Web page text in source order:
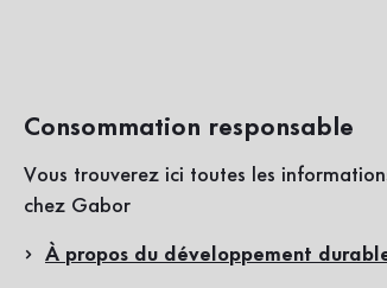
Consommation responsable
Vous trouverez ici toutes les
chez Gabor
À propos du développement